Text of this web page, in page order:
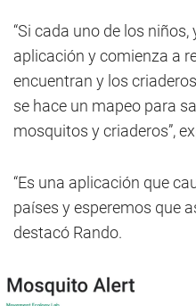
“Si cada uno de los
aplicación y comienza a
encuentran y los
se hace un mapeo para
mosquitos y criaderos”,
“Es una aplicación que
países y esperemos que
destacó Rando.